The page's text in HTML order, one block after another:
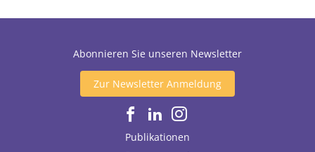
Abonnieren Sie unseren Newsletter
Zur Newsletter Anmeldung
Publikationen